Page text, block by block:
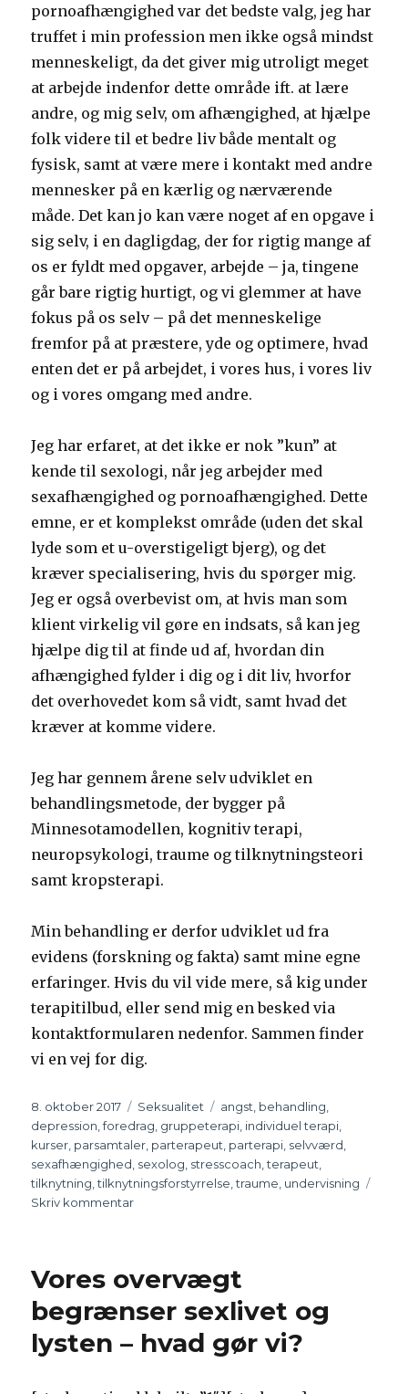
pornoafhængighed var det bedste valg, jeg har
truffet i min profession men ikke også mindst
menneskeligt, da det giver mig utroligt meget
at arbejde indenfor dette område ift. at lære
andre, og mig selv, om afhængighed, at hjælpe
folk videre til et bedre liv både mentalt og
fysisk, samt at være mere i kontakt med andre
mennesker på en kærlig og nærværende
måde. Det kan jo kan være noget af en opgave i
sig selv, i en dagligdag, der for rigtig mange af
os er fyldt med opgaver, arbejde – ja, tingene
går bare rigtig hurtigt, og vi glemmer at have
fokus på os selv – på det menneskelige
fremfor på at præstere, yde og optimere, hvad
enten det er på arbejdet, i vores hus, i vores liv
og i vores omgang med andre.
Jeg har erfaret, at det ikke er nok ”kun” at
kende til sexologi, når jeg arbejder med
sexafhængighed og pornoafhængighed. Dette
emne, er et komplekst område (uden det skal
lyde som et u-overstigeligt bjerg), og det
kræver specialisering, hvis du spørger mig.
Jeg er også overbevist om, at hvis man som
klient virkelig vil gøre en indsats, så kan jeg
hjælpe dig til at finde ud af, hvordan din
afhængighed fylder i dig og i dit liv, hvorfor
det overhovedet kom så vidt, samt hvad det
kræver at komme videre.
Jeg har gennem årene selv udviklet en
behandlingsmetode, der bygger på
Minnesotamodellen, kognitiv terapi,
neuropsykologi, traume og tilknytningsteori
samt kropsterapi.
Min behandling er derfor udviklet ud fra
evidens (forskning og fakta) samt mine egne
erfaringer. Hvis du vil vide mere, så kig under
terapitilbud, eller send mig en besked via
kontaktformularen nedenfor. Sammen finder
vi en vej for dig.
Udgivet
8. oktober 2017 Kategorier
Seksualitet Tags
angst behandling
depression ,foredrag gruppeterapi individuel terapi
kurser parsamtaler parterapeut parterapi selvværd
sexafhængighed sexolog stresscoach ,terapeut
tilknytning ,tilknytningsforstyrrelse ,traume undervisning
Skriv kommentar
Vores overvægt
begrænser sexlivet og
lysten – hvad gør vi?